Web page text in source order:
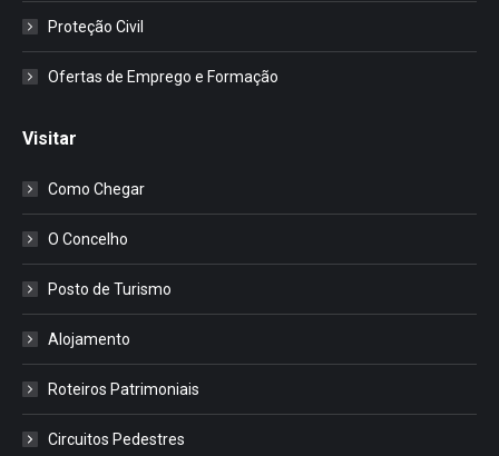
Proteção Civil
Ofertas de Emprego e Formação
Visitar
Como Chegar
O Concelho
Posto de Turismo
Alojamento
Roteiros Patrimoniais
Circuitos Pedestres